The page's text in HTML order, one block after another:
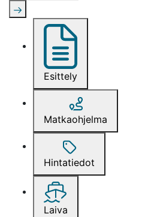
Esittely
Matkaohjelma
Hintatiedot
Laiva